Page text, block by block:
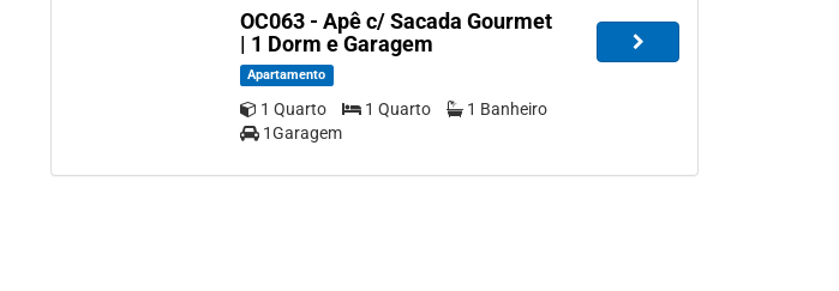
OC063 - Apê c/ Sacada Gourmet
| 1 Dorm e Garagem
Apartamento
1 Quarto 1 Quarto
1 Banheiro
1Garagem